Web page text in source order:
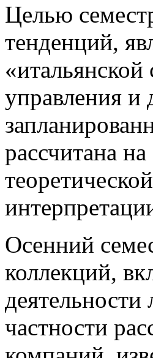
Целью
тенденций,
управления и
рассчитана
Осенний
коллекций,
частности